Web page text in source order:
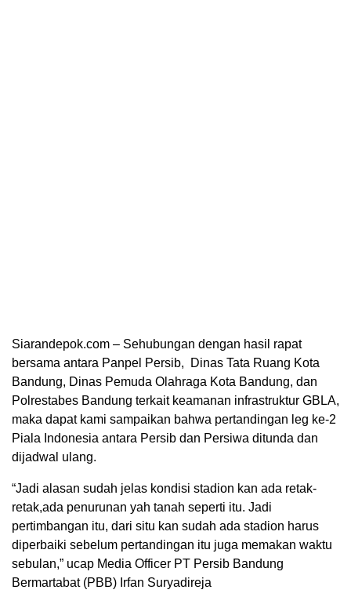
Siarandepok.com – Sehubungan dengan hasil rapat
bersama antara Panpel Persib, Dinas Tata Ruang Kota
Bandung, Dinas Pemuda Olahraga Kota Bandung, dan
Polrestabes Bandung terkait keamanan infrastruktur GBLA,
maka dapat kami sampaikan bahwa pertandingan leg ke-2
Piala Indonesia antara Persib dan Persiwa ditunda dan
dijadwal ulang.
“Jadi alasan sudah jelas kondisi stadion kan ada retak-
retak,ada penurunan yah tanah seperti itu. Jadi
pertimbangan itu, dari situ kan sudah ada stadion harus
diperbaiki sebelum pertandingan itu juga memakan waktu
sebulan,” ucap Media Officer PT Persib Bandung
Bermartabat (PBB) Irfan Suryadireja